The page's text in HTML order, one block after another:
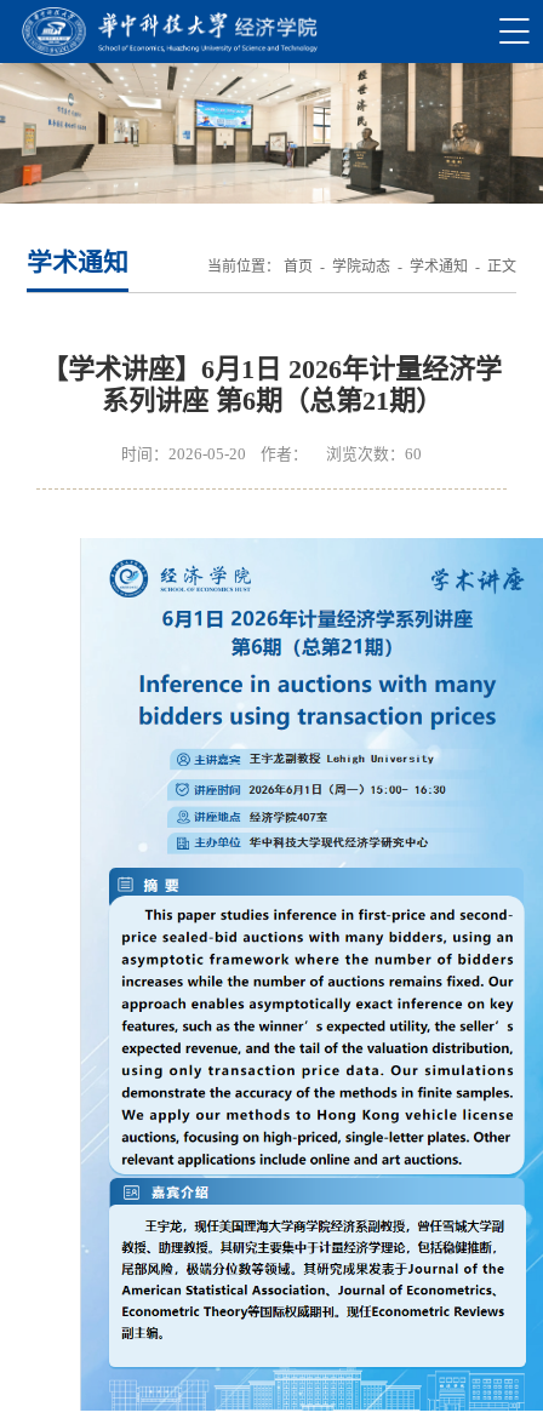
学术通知 当前位置： 首页 - 学院动态- 学术通知 - 正文
【学术讲座】6月1日 2026年计量经济学
系列讲座 第6期（总第21期）
时间：2026-05-20 作者： 浏览次数： 60